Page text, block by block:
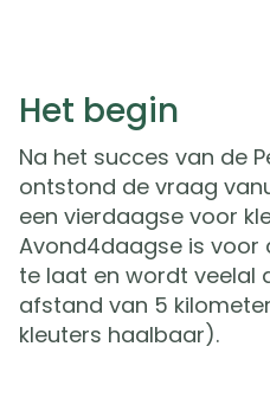
Het begin
Na het succes van de
ontstond de vraag
een vierdaagse voor
Avond4daagse is voor
te laat en wordt veelal
afstand van 5
kleuters haalbaar).